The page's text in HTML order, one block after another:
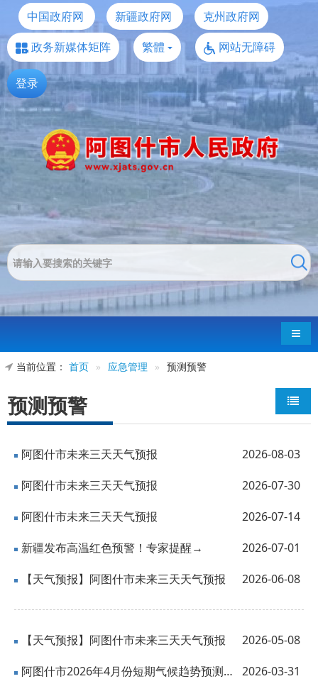
中国政府网 新疆政府网
克州政府网
政务新媒体矩阵
繁體 网站无障碍
登录
导航
当前位置： 首页 » 应急管理 » 预测预警
预测预警
2026-08-03
阿图什市未来三天天气预报
2026-07-30
阿图什市未来三天天气预报
2026-07-14
阿图什市未来三天天气预报
2026-07-01
新疆发布高温红色预警！专家提醒→
2026-06-08
【天气预报】阿图什市未来三天天气预报
2026-05-08
【天气预报】阿图什市未来三天天气预报
2026-03-31
阿图什市2026年4月份短期气候趋势预测分析